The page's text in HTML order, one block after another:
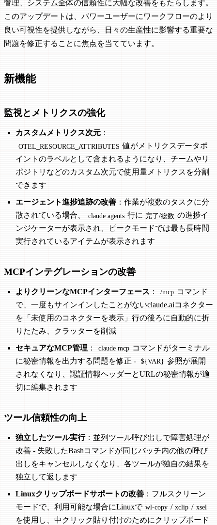
管理、システム全体の信頼性に大幅な改善をもたらします。
このアップデートは、パワーユーザーにワークフローのより
良い可視性を提供しながら、日々の生産性に影響する重要な
問題を修正することに焦点を当てています。
新機能
監視とメトリクスの強化
カスタムメトリクス次元 ：
OTEL_RESOURCE_ATTRIBUTES 値がメトリクスデータポ
イントのラベルとして含まれるようになり、チームやリ
ポジトリなどのカスタム次元で使用量メトリクスを分割
できます
エージェント進捗追跡の改善 ：作業が複数のタスクに分
散されている場合、
claude agents 行に 完了/総数 の進捗イ
ンジケーターが表示され、ピークモードでは最も長時間
実行されているアイテムが表示されます
MCPインテグレーションの改善
よりクリーンなMCPインターフェース ： /mcp コマンド
で、一度もサインインしたことがないclaude.aiコネクター
を「未使用のコネクターを表示」行の後ろに自動的に折
りたたみ、クラッターを削減
セキュアなMCP管理 ： claude mcp コマンドがターミナル
に秘密情報を出力する問題を修正 -
${VAR} 参照が展開
されなくなり、認証情報ヘッダーとURLの秘密情報が適
切に編集されます
ツール信頼性の向上
独立したツール実行：並列ツール呼び出しで障害処理が
改善 - 失敗したBashコマンドが同じバッチ内の他の呼び
出しをキャンセルしなくなり、各ツールが独自の結果を
独立して返します
Linuxクリップボードサポートの改善 ：フルスクリーン
モードで、利用可能な場合にLinuxで wl-copy / xclip / xsel
を使用し、中クリック貼り付けのためにクリップボード